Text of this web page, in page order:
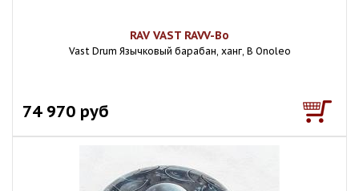
RAV VAST RAVV-Bo
Vast Drum Язычковый барабан, ханг, B Onoleo
74 970 руб